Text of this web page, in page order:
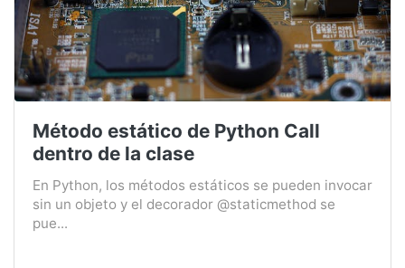
Método estático de Python Call
dentro de la clase
En Python, los métodos estáticos se pueden invocar
sin un objeto y el decorador @staticmethod se
pue...